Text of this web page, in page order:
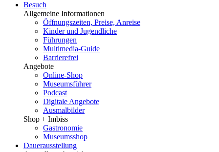
Besuch
Allgemeine Informationen
Öffnungszeiten, Preise, Anreise
Kinder und Jugendliche
Führungen
Multimedia-Guide
Barrierefrei
Angebote
Online-Shop
Museumsführer
Podcast
Digitale Angebote
Ausmalbilder
Shop + Imbiss
Gastronomie
Museumsshop
Dauerausstellung